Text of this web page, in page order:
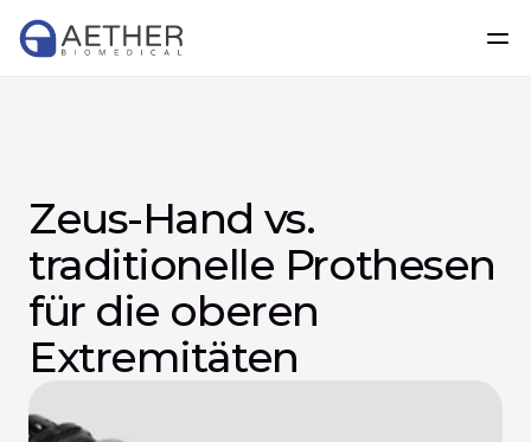
Zeus-Hand vs.
traditionelle Prothesen
für die oberen
Extremitäten